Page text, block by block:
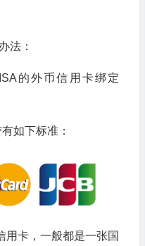
法：
的外币信用卡绑定
如下标准：
用卡，一般都是一张国